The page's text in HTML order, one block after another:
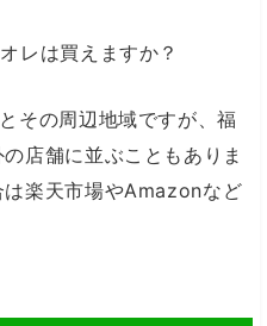
レは買えますか？
その周辺地域ですが、福
店舗に並ぶこともありま
楽天市場やAmazonなど